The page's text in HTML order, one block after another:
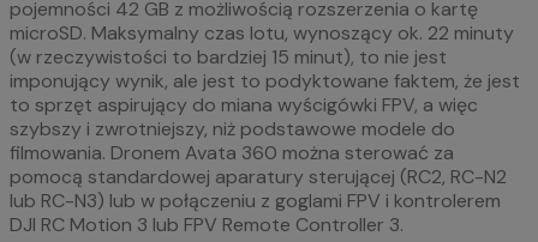
pojemności 42 GB z możliwością rozszerzenia o kartę
microSD. Maksymalny czas lotu, wynoszący ok. 22 minuty
(w rzeczywistości to bardziej 15 minut), to nie jest
imponujący wynik, ale jest to podyktowane faktem, że jest
to sprzęt aspirujący do miana wyścigówki FPV, a więc
szybszy i zwrotniejszy, niż podstawowe modele do
filmowania. Dronem Avata 360 można sterować za
pomocą standardowej aparatury sterującej (RC2, RC-N2
lub RC-N3) lub w połączeniu z goglami FPV i kontrolerem
DJI RC Motion 3 lub FPV Remote Controller 3.